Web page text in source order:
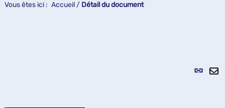
Vous êtes ici : Accueil / Détail du document
Lien